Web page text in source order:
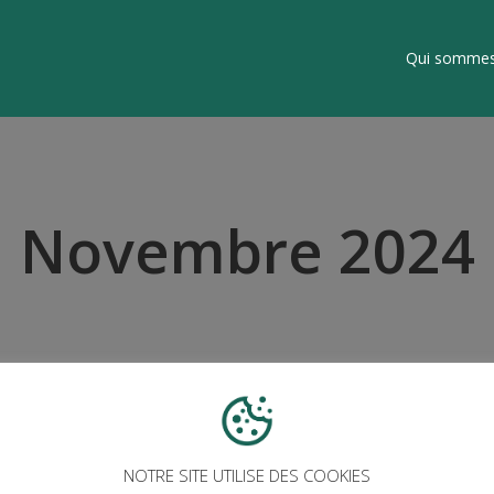
Qui
Novembre 2024
NOTRE SITE UTILISE DES COOKIES